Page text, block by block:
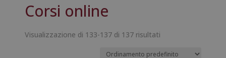
Corsi online
Visualizzazione di 133-137 di 137 risultati